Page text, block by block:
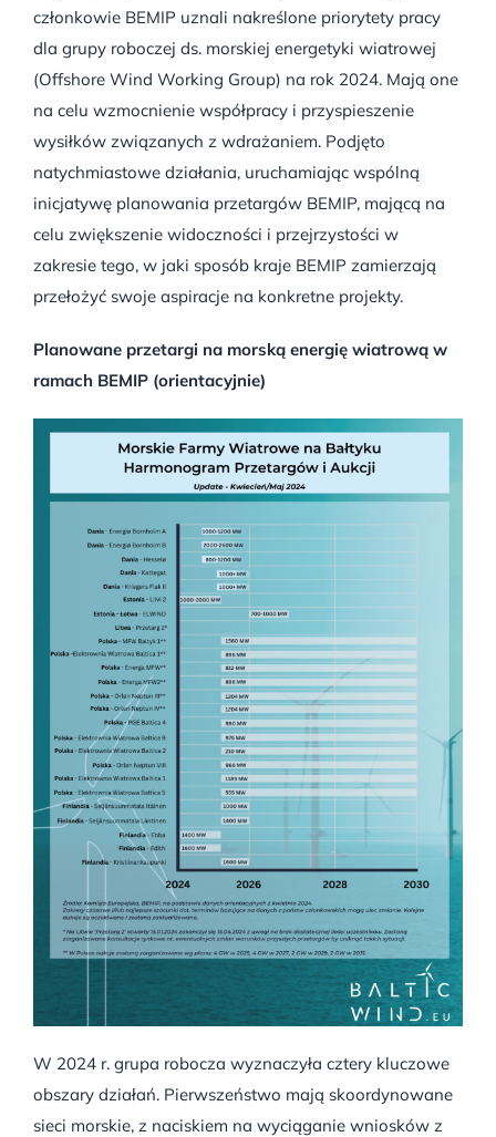
członkowie BEMIP uznali nakreślone priorytety pracy
dla grupy roboczej ds. morskiej energetyki wiatrowej
(Offshore Wind Working Group) na rok 2024. Mają one
na celu wzmocnienie współpracy i przyspieszenie
wysiłków związanych z wdrażaniem. Podjęto
natychmiastowe działania, uruchamiając wspólną
inicjatywę planowania przetargów BEMIP, mającą na
celu zwiększenie widoczności i przejrzystości w
zakresie tego, w jaki sposób kraje BEMIP zamierzają
przełożyć swoje aspiracje na konkretne projekty.
Planowane przetargi na morską energię wiatrową w
ramach BEMIP (orientacyjnie)
W 2024 r. grupa robocza wyznaczyła cztery kluczowe
obszary działań. Pierwszeństwo mają skoordynowane
sieci morskie, z naciskiem na wyciąganie wniosków z